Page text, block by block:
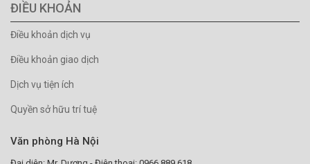
ĐIỀU KHOẢN
Điều khoản dịch vụ
Điều khoản giao dịch
Dịch vụ tiện ích
Quyền sở hữu trí tuệ
Văn phòng Hà Nội